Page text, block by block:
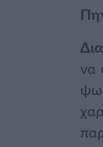
να